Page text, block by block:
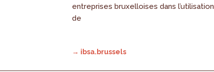
entreprises bruxelloises dans l’utilisation
de
→ ibsa.brussels